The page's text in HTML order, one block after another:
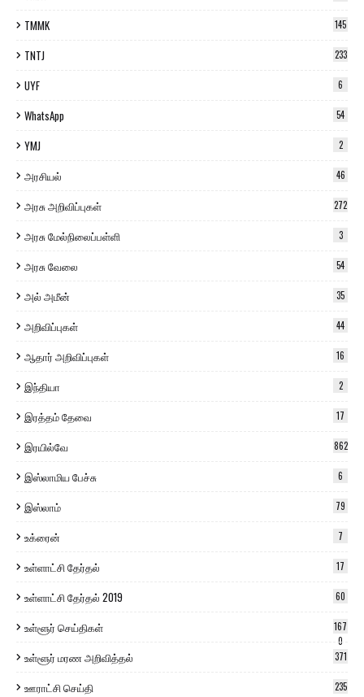
TMMK 145
TNTJ 233
UYF 6
WhatsApp 54
YMJ 2
அரசியல் 46
அரசு அறிவிப்புகள் 272
அரசு மேல்நிலைப்பள்ளி 3
அரசு வேலை 54
அல் அமீன் 35
அறிவிப்புகள் 44
ஆதார் அறிவிப்புகள் 16
இந்தியா 2
இரத்தம் தேவை 17
இரயில்வே 862
இஸ்லாமிய பேச்சு 6
இஸ்லாம் 79
உக்ரைன் 7
உள்ளாட்சி தேர்தல் 17
உள்ளாட்சி தேர்தல் 2019 60
உள்ளூர் செய்திகள்
167
0
உள்ளூர் மரண அறிவித்தல் 371
ஊராட்சி செய்தி 235